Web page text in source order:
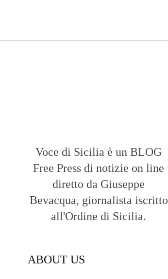
Voce di Sicilia è un BLOG
Free Press di notizie on line
diretto da Giuseppe
Bevacqua, giornalista iscritto
all'Ordine di Sicilia.
ABOUT US